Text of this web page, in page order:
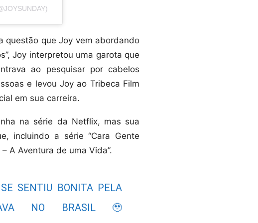
questão que Joy vem abordando
Joy interpretou uma garota que
ao pesquisar por cabelos
e levou Joy ao Tribeca Film
em sua carreira.
na série da Netflix, mas sua
incluindo a série “Cara Gente
– A Aventura de uma Vida”.
SENTIU BONITA PELA
NO BRASIL 🥹